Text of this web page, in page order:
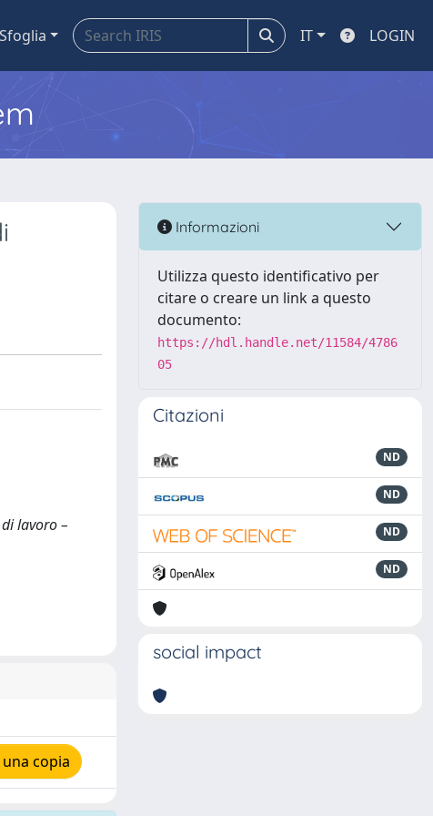
Sfoglia IT LOGIN
lavoro –
copia
Informazioni
Utilizza questo identificativo per
citare o creare un link a questo
documento:
https://hdl.handle.net/11584/4786
05
Citazioni
ND
ND
ND
ND
social impact